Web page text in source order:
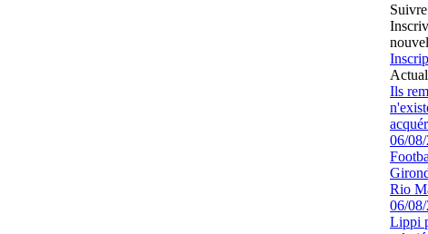
Ils
06/
Rio
06/
Lippi